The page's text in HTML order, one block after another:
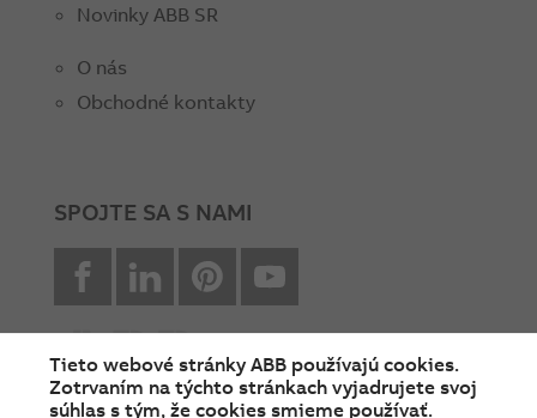
Novinky ABB SR
O nás
Obchodné kontakty
SPOJTE SA S NAMI
facebookLinkedin Pinterest
Tieto webové stránky ABB používajú cookies.
Zotrvaním na týchto stránkach vyjadrujete svoj
súhlas s tým, že cookies smieme používať.